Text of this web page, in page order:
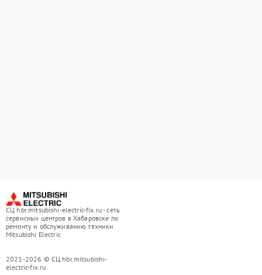
СЦ hbr.mitsubishi-electric-fix.ru - сеть
сервисных центров в Хабаровске по
ремонту и обслуживанию техники
Mitsubishi Electric
2021-2026 © СЦ hbr.mitsubishi-
electric-fix.ru